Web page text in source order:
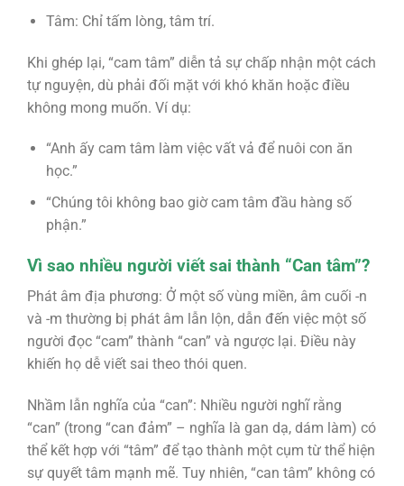
Tâm: Chỉ tấm lòng, tâm trí.
Khi ghép lại, “cam tâm” diễn tả sự chấp nhận một cách
tự nguyện, dù phải đối mặt với khó khăn hoặc điều
không mong muốn. Ví dụ:
“Anh ấy cam tâm làm việc vất vả để nuôi con ăn
học.”
“Chúng tôi không bao giờ cam tâm đầu hàng số
phận.”
Vì sao nhiều người viết sai thành “Can tâm”?
Phát âm địa phương: Ở một số vùng miền, âm cuối -n
và -m thường bị phát âm lẫn lộn, dẫn đến việc một số
người đọc “cam” thành “can” và ngược lại. Điều này
khiến họ dễ viết sai theo thói quen.
Nhầm lẫn nghĩa của “can”: Nhiều người nghĩ rằng
“can” (trong “can đảm” – nghĩa là gan dạ, dám làm) có
thể kết hợp với “tâm” để tạo thành một cụm từ thể hiện
sự quyết tâm mạnh mẽ. Tuy nhiên, “can tâm” không có